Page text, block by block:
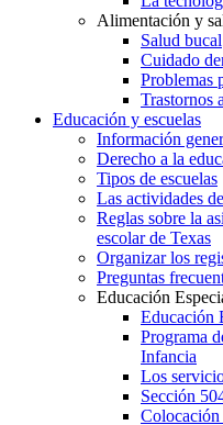
Alimentación y
Salud bucal
Cuidado
Problemas
Trastornos
Educación y escuelas
Información
Derecho a la
Tipos de escuelas
Las actividades
Reglas sobre la
escolar de Texas
Organizar los
Preguntas
Educación
Educación
Programa
Infancia
Los
Sección
Colocación